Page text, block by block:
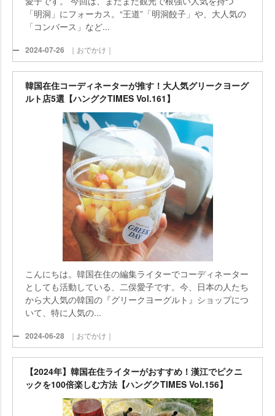
「明洞」にフォーカス。“王道”「明洞餃子」や、大人気の
「コンバース」など...
2024-07-26 ｜おでかけ｜
韓国在住コーディネーターが推す！大人気グリークヨーグ
ルト店5選【ハングクTIMES Vol.161】
こんにちは。韓国在住の編集ライターでコーディネーター
としても活動している、二俣愛子です。今、日本の人たち
から大人気の韓国の『グリークヨーグルト』ショップにつ
いて、特に人気の...
2024-06-28 ｜おでかけ｜
【2024年】韓国在住ライターがおすすめ！漢江でピクニ
ックを100倍楽しむ方法【ハングクTIMES Vol.156】